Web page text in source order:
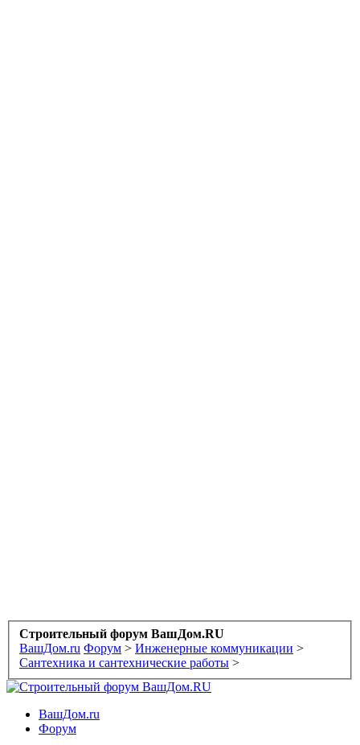
Строительный форум ВашДом.RU
ВашДом.ru Форум > Инженерные коммуникации >
Сантехника и сантехнические работы >
ВашДом.ru
Форум